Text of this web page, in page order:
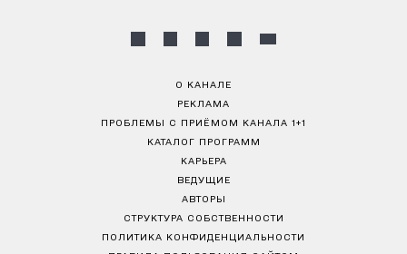
О КАНАЛЕ
РЕКЛАМА
ПРОБЛЕМЫ С ПРИЁМОМ КАНАЛА 1+1
КАТАЛОГ ПРОГРАММ
КАРЬЕРА
ВЕДУЩИЕ
АВТОРЫ
СТРУКТУРА СОБСТВЕННОСТИ
ПОЛИТИКА КОНФИДЕНЦИАЛЬНОСТИ